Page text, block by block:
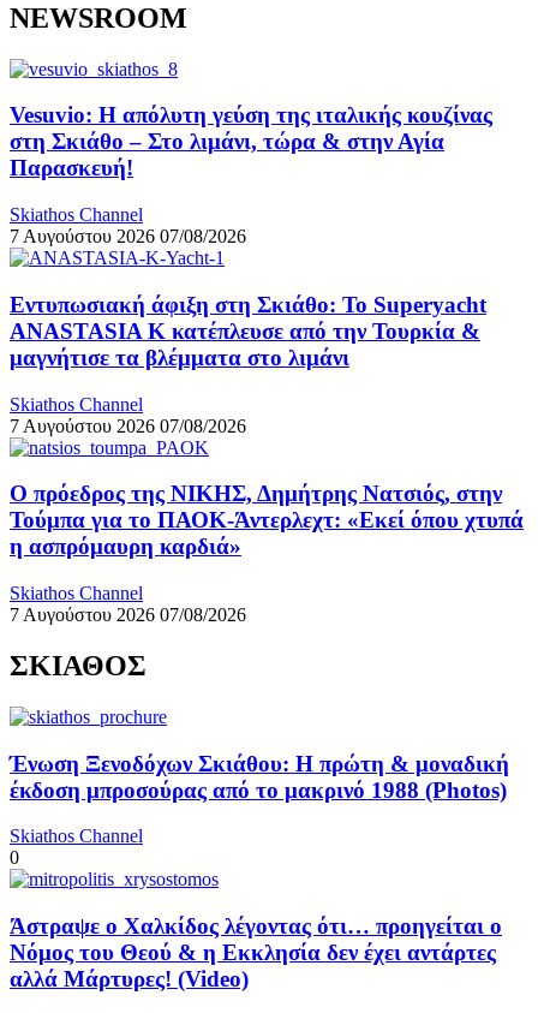
NEWSROOM
Vesuvio: Η απόλυτη γεύση της ιταλικής κουζίνας
στη Σκιάθο – Στο λιμάνι, τώρα & στην Αγία
Παρασκευή!
Skiathos Channel
7 Αυγούστου 2026 07/08/2026
Εντυπωσιακή άφιξη στη Σκιάθο: Το Superyacht
ANASTASIA K κατέπλευσε από την Τουρκία &
μαγνήτισε τα βλέμματα στο λιμάνι
Skiathos Channel
7 Αυγούστου 2026 07/08/2026
Ο πρόεδρος της ΝΙΚΗΣ, Δημήτρης Νατσιός, στην
Τούμπα για το ΠΑΟΚ-Άντερλεχτ: «Εκεί όπου χτυπά
η ασπρόμαυρη καρδιά»
Skiathos Channel
7 Αυγούστου 2026 07/08/2026
ΣΚΙΑΘΟΣ
Ένωση Ξενοδόχων Σκιάθου: Η πρώτη & μοναδική
έκδοση μπροσούρας από το μακρινό 1988 (Photos)
Skiathos Channel
0
Άστραψε ο Χαλκίδος λέγοντας ότι… προηγείται ο
Νόμος του Θεού & η Εκκλησία δεν έχει αντάρτες
αλλά Μάρτυρες! (Video)